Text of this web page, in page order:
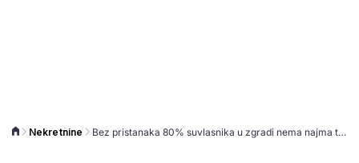
Nekretnine Bez pristanaka 80% suvlasnika u zgradi nema najma turistima, stižu subvencije za liftove i fasade